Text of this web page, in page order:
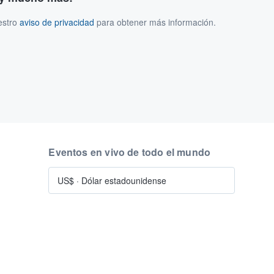
aviso de privacidad para obtener más información.
Eventos en vivo de todo el mundo
US$ · Dólar estadounidense